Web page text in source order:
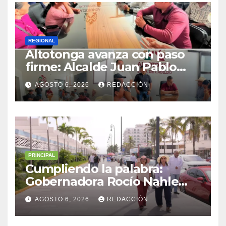
REGIONAL
Altotonga avanza con paso
firme: Alcalde Juan Pablo
Becerra encabeza mesa de
diálogo con habitantes de
Malacatepec
AGOSTO 6, 2026 REDACCIÓN
PRINCIPAL
Cumpliendo la palabra:
Gobernadora Rocío Nahle
impulsa la gran rehabilitación
del Centro Histórico de
Veracruz
AGOSTO 6, 2026 REDACCIÓN